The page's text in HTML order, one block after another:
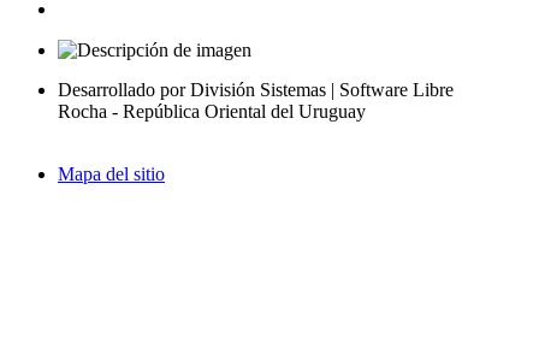
Desarrollado por División Sistemas | Software Libre
Rocha - República Oriental del Uruguay
Mapa del sitio